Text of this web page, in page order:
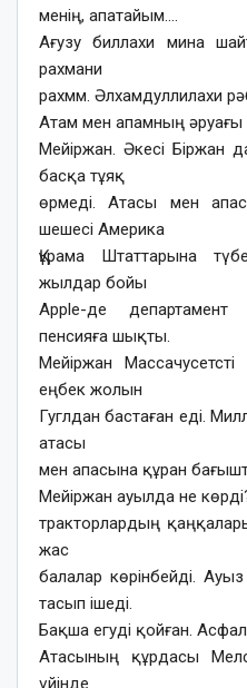
менің, апатайым….
Ағузу биллахи мина
рахмани
рахмм. Әлхамдуллилахи
Атам мен апамның
Мейіржан. Әкесі Біржан
басқа тұяқ
өрмеді. Атасы мен
шешесі Америка
Құрама Штаттарына
жылдар бойы
Apple-де
пенсияға шықты.
Мейіржан
еңбек жолын
Гуглдан бастаған еді.
атасы
мен апасына құран
Мейіржан ауылда не
тракторлардың
жас
балалар көрінбейді.
тасып ішеді.
Бақша егуді қойған.
Атасының құрдасы
үйінде